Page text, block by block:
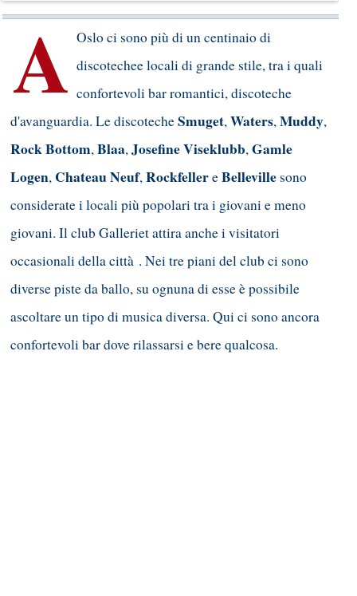
A Oslo ci sono più di un centinaio di
discotechee locali di grande stile, tra i quali
confortevoli bar romantici, discoteche
d'avanguardia. Le discotecheSmuget,Waters,Muddy,
Rock Bottom,Blaa,Josefine Viseklubb,Gamle
Logen, Chateau Neuf,RockfellereBellevillesono
considerate i locali più popolari tra i giovani e meno
giovani. Il club Galleriet attira anche i visitatori
occasionali della città . Nei tre piani del club ci sono
diverse piste da ballo, su ognuna di esse è possibile
ascoltare un tipo di musica diversa. Qui ci sono ancora
confortevoli bar dove rilassarsi e bere qualcosa.